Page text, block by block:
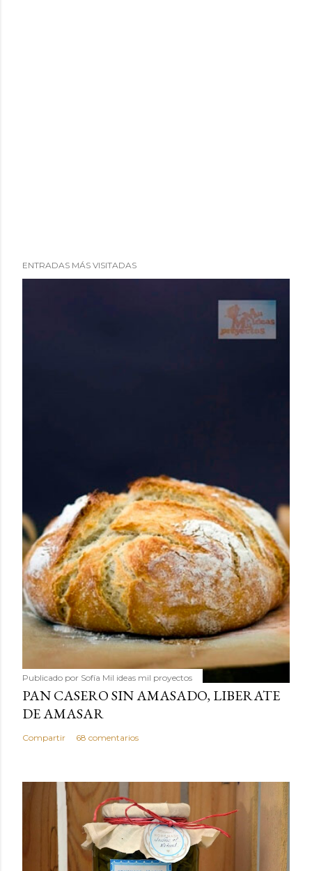
ENTRADAS MÁS VISITADAS
Publicado por Sofía Mil ideas mil proyectos
PAN CASERO SIN AMASADO, LIBERATE
DE AMASAR
Compartir 68 comentarios